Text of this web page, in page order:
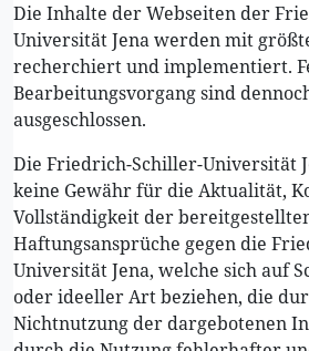
Die Inhalte der Webseiten der
Universität Jena werden mit
recherchiert und implementiert.
Bearbeitungsvorgang sind
ausgeschlossen.
Die Friedrich-Schiller-Universität
keine Gewähr für die Aktualität,
Vollständigkeit der
Haftungsansprüche gegen die
Universität Jena, welche sich auf
oder ideeller Art beziehen, die
Nichtnutzung der dargebotenen